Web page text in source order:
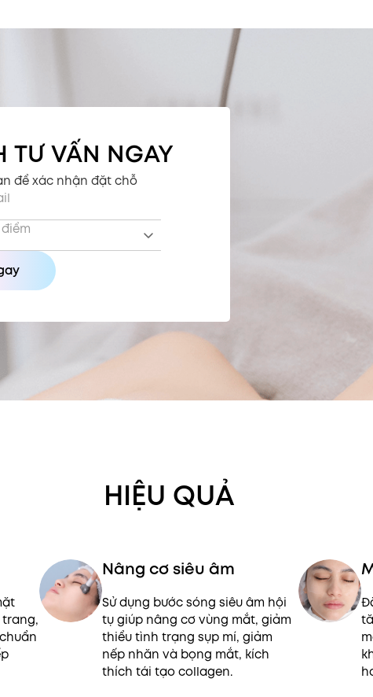
TƯ VẤN NGAY
để xác nhận đặt chỗ
HIỆU QUẢ
Nâng cơ siêu âm
Sử dụng bước sóng siêu âm hội
tụ giúp nâng cơ vùng mắt, giảm
thiểu tình trạng sụp mí, giảm
nếp nhăn và bọng mắt, kích
thích tái tạo collagen.